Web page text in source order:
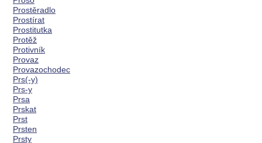
Prostěradlo
Prostírat
Prostitutka
Protěž
Protivník
Provaz
Provazochodec
Prs(-y)
Prs-y
Prsa
Prskat
Prst
Prsten
Prsty